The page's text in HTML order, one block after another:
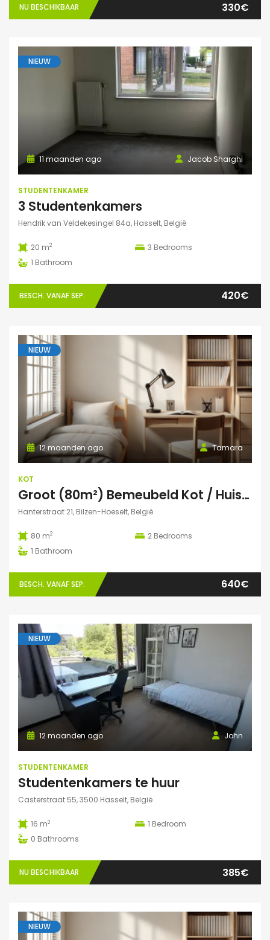
NU BESCHIKBAAR 330€
NIEUW
Jacob Sharghi
11 maanden ago
STUDENTENKAMER
3 Studentenkamers
Hendrik van Veldekesingel 84a, Hasselt, België
20 m2 3 Bedrooms
1 Bathroom
BESCH. VANAF SEP. 420€
NIEUW
Tamara
12 maanden ago
KOT
Groot (80m²) Bemeubeld Kot / Huis (volledig privé) Diepenbeek
Hanterstraat 21, Bilzen-Hoeselt, België
80 m2 2 Bedrooms
1 Bathroom
BESCH. VANAF SEP. 640€
NIEUW
John
12 maanden ago
STUDENTENKAMER
Studentenkamers te huur
Casterstraat 55, 3500 Hasselt, België
16 m2 1 Bedroom
0 Bathrooms
NU BESCHIKBAAR 385€
NIEUW